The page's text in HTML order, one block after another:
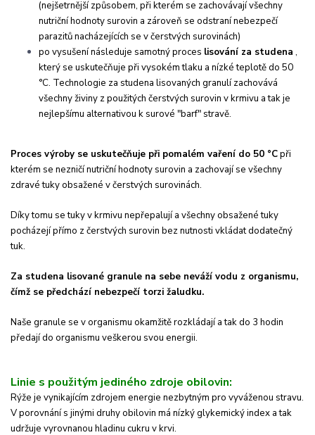
(nejšetrnější způsobem, při kterém se zachovávají všechny
nutriční hodnoty surovin a zároveň se odstraní nebezpečí
parazitů nacházejících se v čerstvých surovinách)
po vysušení následuje samotný proces lisování za studena ,
který se uskutečňuje při vysokém tlaku a nízké teplotě do 50
°C. Technologie za studena lisovaných granulí zachovává
všechny živiny z použitých čerstvých surovin v krmivu a tak je
nejlepšímu alternativou k surové "barf" stravě.
Proces výroby se uskutečňuje při pomalém vaření do 50 °Cpři
kterém se nezničí nutriční hodnoty surovin a zachovají se všechny
zdravé tuky obsažené v čerstvých surovinách.
Díky tomu se tuky v krmivu nepřepalují a všechny obsažené tuky
pocházejí přímo z čerstvých surovin bez nutnosti vkládat dodatečný
tuk.
Za studena lisované granule na sebe neváží vodu z organismu,
čímž se předchází nebezpečí torzi žaludku.
Naše granule se v organismu okamžitě rozkládají a tak do 3 hodin
předají do organismu veškerou svou energii.
Linie s použitým jediného zdroje obilovin:
Rýže je vynikajícím zdrojem energie nezbytným pro vyváženou stravu.
V porovnání s jinými druhy obilovin má nízký glykemický index a tak
udržuje vyrovnanou hladinu cukru v krvi.